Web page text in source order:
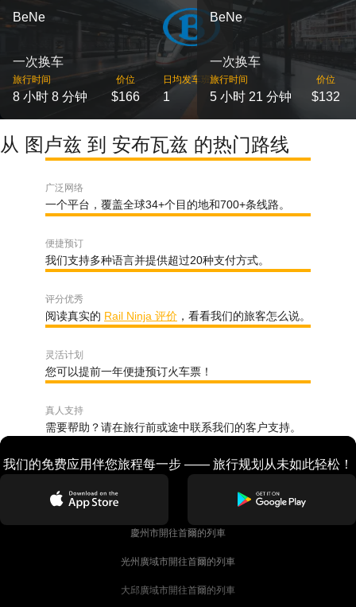
BeNe
一次换车
旅行时间
8 小时 8 分钟
价位
$166
日均发车班次
1
BeNe
一次换车
旅行时间
5 小时 21 分钟
价位
$132
从 图卢兹 到 安布瓦兹 的热门路线
广泛网络
一个平台，覆盖全球34+个目的地和700+条线路。
便捷预订
我们支持多种语言并提供超过20种支付方式。
评分优秀
阅读真实的 Rail Ninja 评价 ，看看我们的旅客怎么说。
灵活计划
您可以提前一年便捷预订火车票！
真人支持
需要帮助？请在旅行前或途中联系我们的客户支持。
我们的免费应用伴您旅程每一步 —— 旅行规划从未如此轻松！
慶州市開往首爾的列車
光州廣域市開往首爾的列車
大邱廣域市開往首爾的列車